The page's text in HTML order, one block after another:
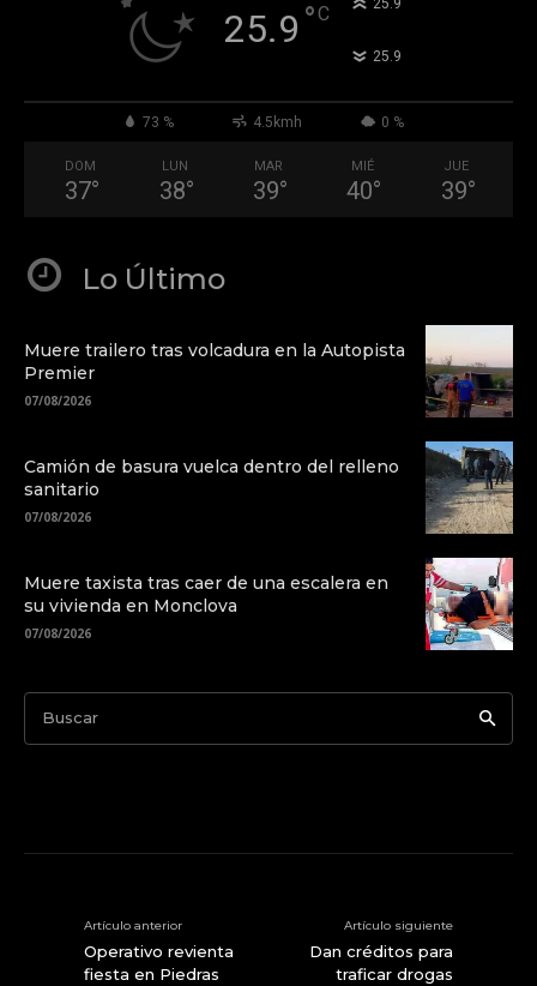
25.9 °C 25.9
25.9
73 % 4.5kmh 0 %
DOM
37°
LUN
38°
MAR
39°
MIÉ
40°
JUE
39°
Lo Último
Muere trailero tras volcadura en la Autopista
Premier
07/08/2026
Camión de basura vuelca dentro del relleno
sanitario
07/08/2026
Muere taxista tras caer de una escalera en
su vivienda en Monclova
07/08/2026
Buscar
Artículo anterior
Operativo revienta
fiesta en Piedras
Artículo siguiente
Dan créditos para
traficar drogas